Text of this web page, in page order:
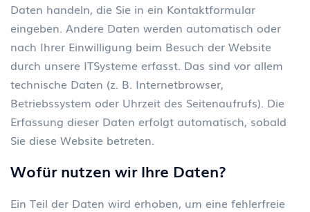
Daten handeln, die Sie in ein Kontaktformular
eingeben. Andere Daten werden automatisch oder
nach Ihrer Einwilligung beim Besuch der Website
durch unsere ITSysteme erfasst. Das sind vor allem
technische Daten (z. B. Internetbrowser,
Betriebssystem oder Uhrzeit des Seitenaufrufs). Die
Erfassung dieser Daten erfolgt automatisch, sobald
Sie diese Website betreten.
Wofür nutzen wir Ihre Daten?
Ein Teil der Daten wird erhoben, um eine fehlerfreie